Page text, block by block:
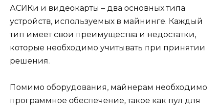
АСИКи и видеокарты – два основных типа
устройств, используемых в майнинге. Каждый
тип имеет свои преимущества и недостатки,
которые необходимо учитывать при принятии
решения.
Помимо оборудования, майнерам необходимо
программное обеспечение, такое как пул для